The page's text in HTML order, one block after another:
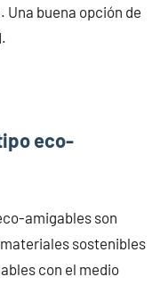
buena opción de
eco-
amigables son
sostenibles
con el medio